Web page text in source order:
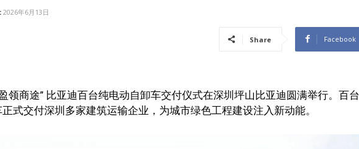
2026年6月13日
Share Facebook
领商途” 比亚迪百台纯电动自卸车交付仪式在深圳坪山比亚迪圆满举行。百台
式交付深圳多家建筑运输企业，为城市绿色工程建设注入新动能。